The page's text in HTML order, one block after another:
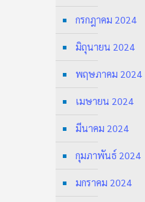
กรกฎาคม 2024
มิถุนายน 2024
พฤษภาคม 2024
เมษายน 2024
มีนาคม 2024
กุมภาพันธ์ 2024
มกราคม 2024